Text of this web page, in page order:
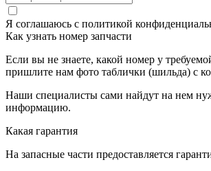
Я соглашаюсь с политикой
Как узнать номер запчасти
Если вы не знаете, какой номер у
пришлите нам фото таблички (шильда) с
Наши специалисты сами найдут на нем
информацию.
Какая гарантия
На запасные части предоставляется